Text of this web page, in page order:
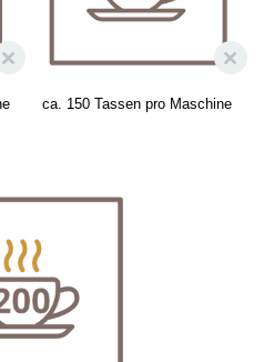
ca. 150 Tassen pro Maschine